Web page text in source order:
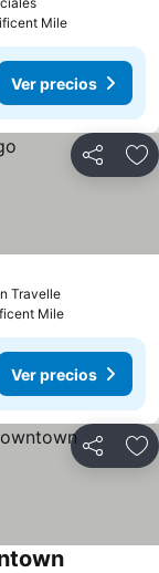
Mile
Ver precios
Compartir
Travelle
Mile
Ver precios
Compartir